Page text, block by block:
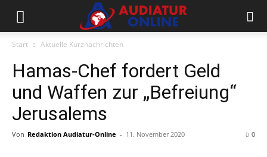
Start Aktuelle Kurznachrichten
Hamas-Chef fordert Geld
und Waffen zur „Befreiung“
Jerusalems
Von Redaktion Audiatur-Online - 11. November 2020 0